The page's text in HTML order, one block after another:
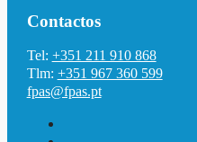
Contactos
Tel: +351 211 910 868
Tlm: +351 967 360 599
fpas@fpas.pt